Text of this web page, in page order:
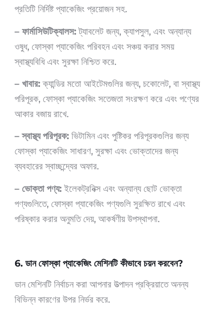
প্রতিটি নির্দিষ্ট প্যাকেজিং প্রয়োজন সহ.
– ফার্মাসিউটিক্যালস:ট্যাবলেট জন্য, ক্যাপসুল, এবং অন্যান্য
ওষুধ, ফোস্কা প্যাকেজিং পরিবহন এবং সঞ্চয় করার সময়
স্বাস্থ্যবিধি এবং সুরক্ষা নিশ্চিত করে.
– খাবার:ক্যান্ডির মতো আইটেমগুলির জন্য, চকোলেট, বা স্বাস্থ্য
পরিপূরক, ফোস্কা প্যাকেজিং সতেজতা সংরক্ষণ করে এবং পণ্যের
আকার বজায় রাখে.
– স্বাস্থ্য পরিপূরক: ভিটামিন এবং পুষ্টিকর পরিপূরকগুলির জন্য
ফোস্কা প্যাকেজিং সাধারণ, সুরক্ষা এবং ভোক্তাদের জন্য
ব্যবহারের স্বাচ্ছন্দ্যের অফার.
– ভোক্তা পণ্য:ইলেকট্রনিক্স এবং অন্যান্য ছোট ভোক্তা
পণ্যগুলিতে, ফোস্কা প্যাকেজিং পণ্যগুলি সুরক্ষিত রাখে এবং
পরিষ্কার করার অনুমতি দেয়, আকর্ষণীয় উপস্থাপনা.
6. ডান ফোস্কা প্যাকেজিং মেশিনটি কীভাবে চয়ন করবেন?
ডান মেশিনটি নির্বাচন করা আপনার উত্পাদন প্রক্রিয়াতে অনন্য
বিভিন্ন কারণের উপর নির্ভর করে.